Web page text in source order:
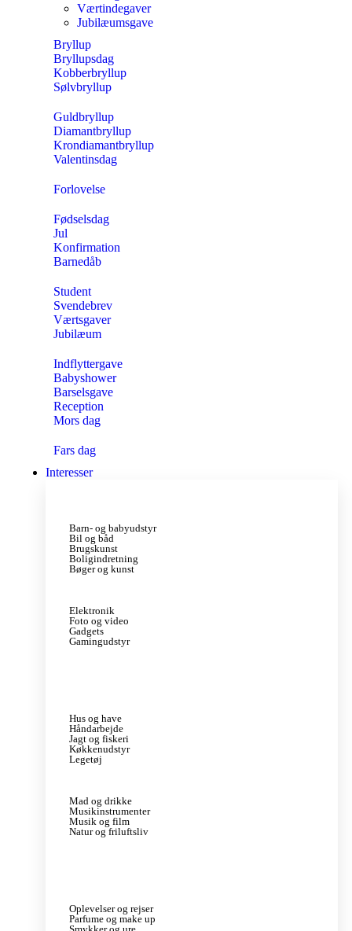
Værtindegaver
Jubilæumsgave
Bryllup
Bryllupsdag
Kobberbryllup
Sølvbryllup
Guldbryllup
Diamantbryllup
Krondiamantbryllup
Valentinsdag
Forlovelse
Fødselsdag
Jul
Konfirmation
Barnedåb
Student
Svendebrev
Værtsgaver
Jubilæum
Indflyttergave
Babyshower
Barselsgave
Reception
Mors dag
Fars dag
Interesser
Barn- og babyudstyr
Bil og båd
Brugskunst
Boligindretning
Bøger og kunst
Elektronik
Foto og video
Gadgets
Gamingudstyr
Hus og have
Håndarbejde
Jagt og fiskeri
Køkkenudstyr
Legetøj
Mad og drikke
Musikinstrumenter
Musik og film
Natur og friluftsliv
Oplevelser og rejser
Parfume og make up